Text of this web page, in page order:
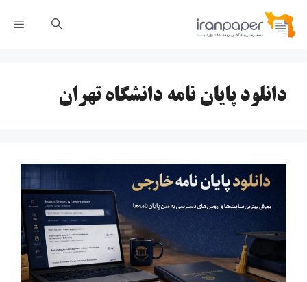
پرش
دانلود پایان نامه دانشگاه تهران